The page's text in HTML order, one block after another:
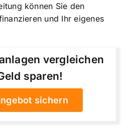
können Sie den
und Ihr eigenes
vergleichen
sparen!
sichern